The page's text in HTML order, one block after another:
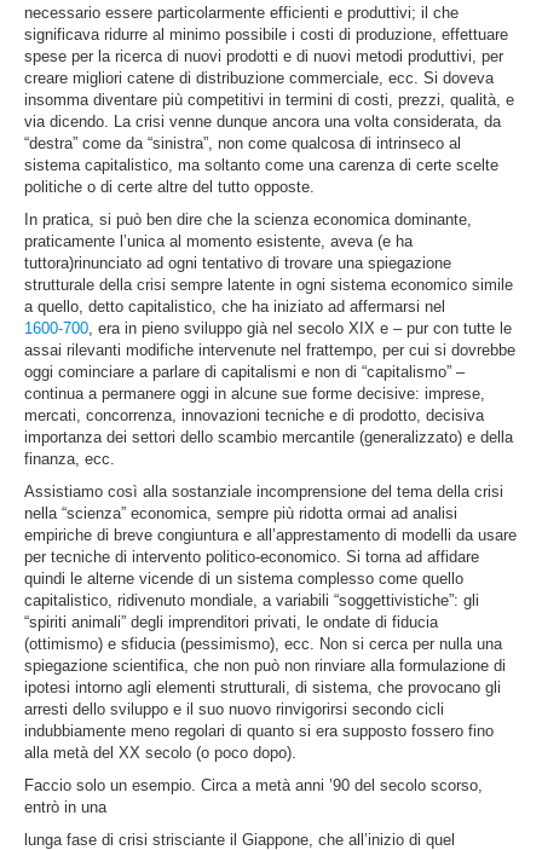
necessario essere particolarmente efficienti e produttivi; il che
significava ridurre al minimo possibile i costi di produzione, effettuare
spese per la ricerca di nuovi prodotti e di nuovi metodi produttivi, per
creare migliori catene di distribuzione commerciale, ecc. Si doveva
insomma diventare più competitivi in termini di costi, prezzi, qualità, e
via dicendo. La crisi venne dunque ancora una volta considerata, da
“destra” come da “sinistra”, non come qualcosa di intrinseco al
sistema capitalistico, ma soltanto come una carenza di certe scelte
politiche o di certe altre del tutto opposte.
In pratica, si può ben dire che la scienza economica dominante,
praticamente l’unica al momento esistente, aveva (e ha
tuttora)rinunciato ad ogni tentativo di trovare una spiegazione
strutturale della crisi sempre latente in ogni sistema economico simile
a quello, detto capitalistico, che ha iniziato ad affermarsi nel
1 600-700 , era in pieno sviluppo già nel secolo XIX e – pur con tutte le
assai rilevanti modifiche intervenute nel frattempo, per cui si dovrebbe
oggi cominciare a parlare di capitalismi e non di “capitalismo” –
continua a permanere oggi in alcune sue forme decisive: imprese,
mercati, concorrenza, innovazioni tecniche e di prodotto, decisiva
importanza dei settori dello scambio mercantile (generalizzato) e della
finanza, ecc.
Assistiamo così alla sostanziale incomprensione del tema della crisi
nella “scienza” economica, sempre più ridotta ormai ad analisi
empiriche di breve congiuntura e all’apprestamento di modelli da usare
per tecniche di intervento politico-economico. Si torna ad affidare
quindi le alterne vicende di un sistema complesso come quello
capitalistico, ridivenuto mondiale, a variabili “soggettivistiche”: gli
“spiriti animali” degli imprenditori privati, le ondate di fiducia
(ottimismo) e sfiducia (pessimismo), ecc. Non si cerca per nulla una
spiegazione scientifica, che non può non rinviare alla formulazione di
ipotesi intorno agli elementi strutturali, di sistema, che provocano gli
arresti dello sviluppo e il suo nuovo rinvigorirsi secondo cicli
indubbiamente meno regolari di quanto si era supposto fossero fino
alla metà del XX secolo (o poco dopo).
Faccio solo un esempio. Circa a metà anni ’90 del secolo scorso,
entrò in una
lunga fase di crisi strisciante il Giappone, che all’inizio di quel